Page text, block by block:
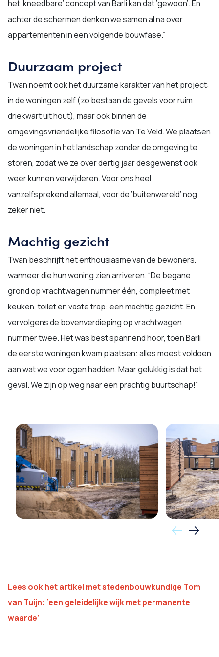
het ‘kneedbare’ concept van Barli kan dat ‘gewoon’. En
achter de schermen denken we samen al na over
appartementen in een volgende bouwfase.”
Duurzaam project
Twan noemt ook het duurzame karakter van het project:
in de woningen zelf (zo bestaan de gevels voor ruim
driekwart uit hout), maar ook binnen de
omgevingsvriendelijke filosofie van Te Veld. We plaatsen
de woningen in het landschap zonder de omgeving te
storen, zodat we ze over dertig jaar desgewenst ook
weer kunnen verwijderen. Voor ons heel
vanzelfsprekend allemaal, voor de ‘buitenwereld’ nog
zeker niet.
Machtig gezicht
Twan beschrijft het enthousiasme van de bewoners,
wanneer die hun woning zien arriveren. “De begane
grond op vrachtwagen nummer één, compleet met
keuken, toilet en vaste trap: een machtig gezicht. En
vervolgens de bovenverdieping op vrachtwagen
nummer twee. Het was best spannend hoor, toen Barli
de eerste woningen kwam plaatsen: alles moest voldoen
aan wat we voor ogen hadden. Maar gelukkig is dat het
geval. We zijn op weg naar een prachtig buurtschap!”
Lees ook het artikel met stedenbouwkundige Tom
van Tuijn: ‘een geleidelijke wijk met permanente
waarde’